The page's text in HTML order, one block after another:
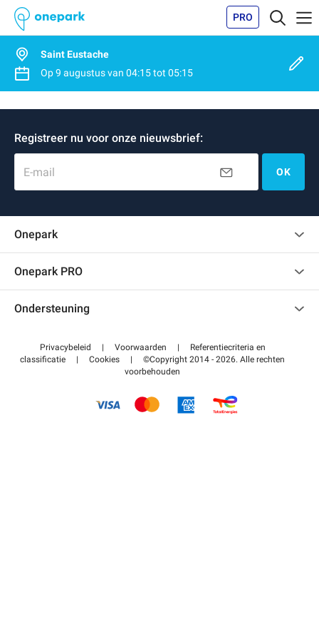
PRO
Saint Eustache
Op9 augustusvan 04:15tot 05:15
Registreer nu voor onze nieuwsbrief:
E-mail OK
Onepark
Onepark PRO
Word partner van Onepark
Ondersteuning
Helpcentrum
Betalen voor parkeren FLOW
Privacybeleid | Voorwaarden |
Referentiecriteria en
classificatie
| Cookies |
©Copyright 2014 - 2026. Alle rechten
voorbehouden